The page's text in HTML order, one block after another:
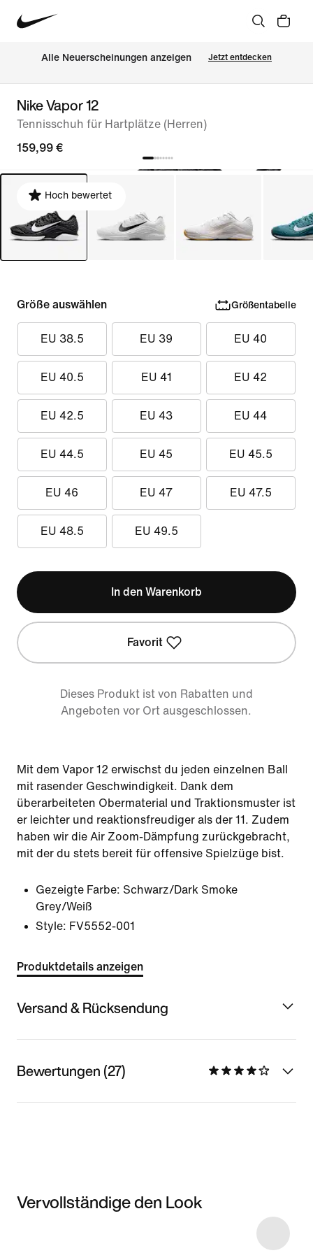
Alle Neuerscheinungen anzeigen Jetzt entdecken
Nike Vapor 12
Tennisschuh für Hartplätze (Herren)
159,99 €
Hoch bewertet
Größe auswählen Größentabelle
EU 38.5 EU 39 EU 40
EU 40.5 EU 41 EU 42
EU 42.5 EU 43 EU 44
EU 44.5 EU 45 EU 45.5
EU 46 EU 47 EU 47.5
EU 48.5 EU 49.5
In den Warenkorb
Favorit
Dieses Produkt ist von Rabatten und
Angeboten vor Ort ausgeschlossen.
Mit dem Vapor 12 erwischst du jeden einzelnen Ball
mit rasender Geschwindigkeit. Dank dem
überarbeiteten Obermaterial und Traktionsmuster ist
er leichter und reaktionsfreudiger als der 11. Zudem
haben wir die Air Zoom-Dämpfung zurückgebracht,
mit der du stets bereit für offensive Spielzüge bist.
Gezeigte Farbe: Schwarz/Dark Smoke
Grey/Weiß
Style: FV5552-001
Produktdetails anzeigen
Versand & Rücksendung
Bewertungen (27)
Vervollständige den Look